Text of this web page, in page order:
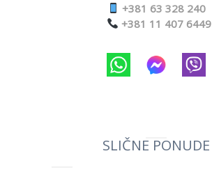
+381 63 328 240
+381 11 407 6449
SLIČNE PONUDE